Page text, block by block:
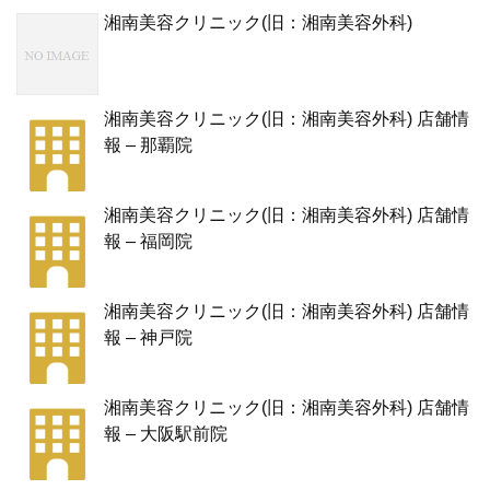
湘南美容クリニック(旧：湘南美容外科)
湘南美容クリニック(旧：湘南美容外科) 店舗情
報 – 那覇院
湘南美容クリニック(旧：湘南美容外科) 店舗情
報 – 福岡院
湘南美容クリニック(旧：湘南美容外科) 店舗情
報 – 神戸院
湘南美容クリニック(旧：湘南美容外科) 店舗情
報 – 大阪駅前院